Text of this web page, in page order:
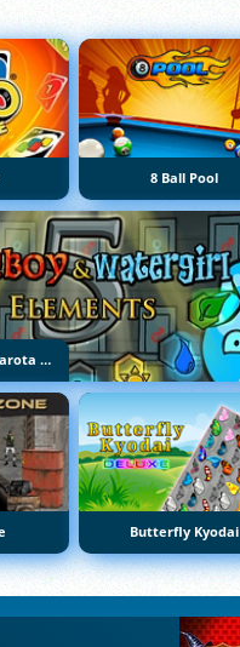
8 Ball Pool
Menino De Fogo E Garota De Água 5: Elementos
Butterfly Kyodai